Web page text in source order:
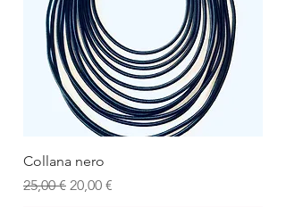
Collana nero
Prezzo regolare
25,00 € Prezzo scontato
20,00 €